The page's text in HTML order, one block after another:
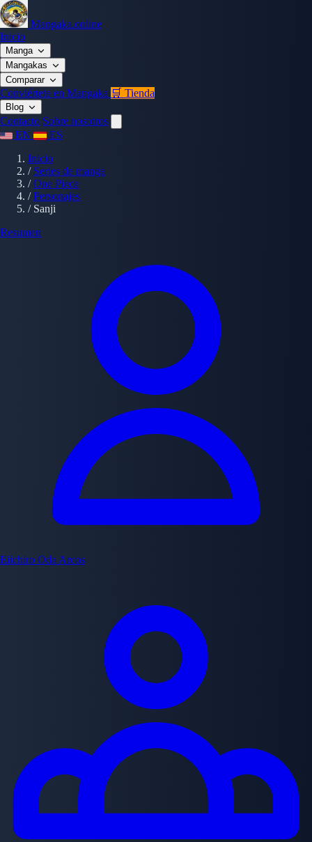
Mangaka.online
Inicio
Manga
Mangakas
Comparar
Conviértete en Mangaka 🛒 Tienda
Blog
Contacto Sobre nosotros
EN
ES
Inicio
/ Series de manga
/ One Piece
/ Personajes
/ Sanji
Resumen
Eiichiro Oda Arcos